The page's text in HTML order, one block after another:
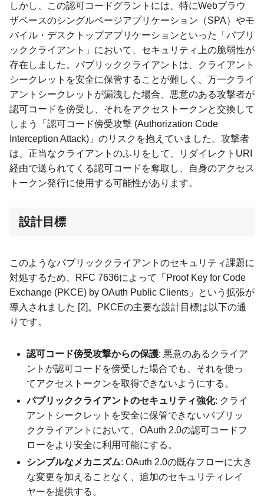
しかし、この認可コードグラントには、特にWebブラウ
ザベースのシングルページアプリケーション（SPA）やモ
バイル・デスクトップアプリケーションといった「パブリ
ッククライアント」において、セキュリティ上の脆弱性が
存在しました。パブリッククライアントは、クライアント
シークレットを安全に保管することが難しく、万一クライ
アントシークレットが漏洩した場合、悪意のある攻撃者が
認可コードを傍受し、それをアクセストークンと交換して
しまう「認可コード傍受攻撃 (Authorization Code
Interception Attack)」のリスクを抱えていました。攻撃者
は、正当なクライアントのふりをして、リダイレクトURI
経由で送られてくる認可コードを奪取し、自身のアクセス
トークン発行に使用する可能性があります。
設計目標
このようなパブリッククライアントのセキュリティ課題に
対処するため、RFC 7636によって「Proof Key for Code
Exchange (PKCE) by OAuth Public Clients」という拡張が
導入されました [2]。PKCEの主要な設計目標は以下の通
りです。
認可コード傍受攻撃からの保護: 悪意のあるクライア
ントが認可コードを傍受した場合でも、それを使っ
てアクセストークンを取得できないようにする。
パブリッククライアントのセキュリティ強化: クライ
アントシークレットを安全に保管できないパブリッ
ククライアントにおいて、OAuth 2.0の認可コードフ
ローをより安全に利用可能にする。
シンプルなメカニズム: OAuth 2.0の既存フローに大き
な変更を加えることなく、追加のセキュリティレイ
ヤーを提供する。